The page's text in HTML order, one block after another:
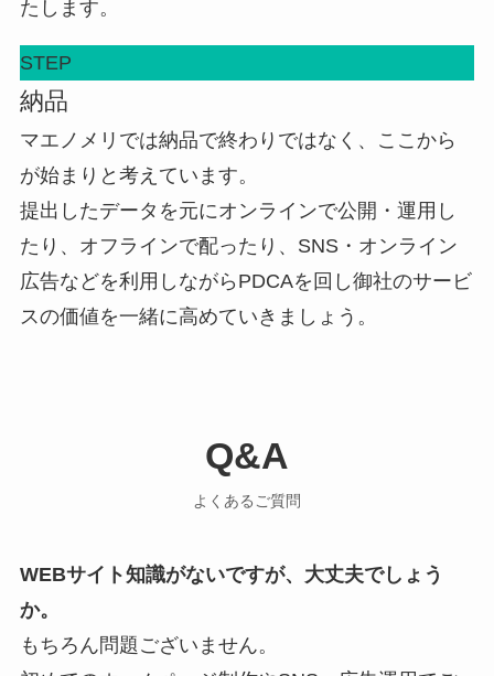
たします。
STEP
納品
マエノメリでは納品で終わりではなく、ここから
が始まりと考えています。
提出したデータを元にオンラインで公開・運用し
たり、オフラインで配ったり、SNS・オンライン
広告などを利用しながらPDCAを回し御社のサービ
スの価値を一緒に高めていきましょう。
Q&A
よくあるご質問
WEBサイト知識がないですが、大丈夫でしょう
か。
もちろん問題ございません。